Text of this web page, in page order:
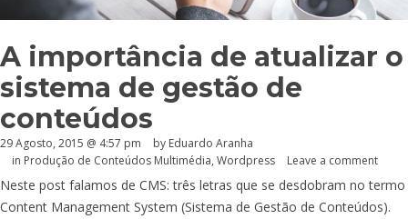
A importância de atualizar o
sistema de gestão de
conteúdos
29 Agosto, 2015 @ 4:57 pm by Eduardo Aranha
in Produção de Conteúdos Multimédia, Wordpress Leave a comment
Neste post falamos de CMS: três letras que se desdobram no termo
Content Management System (Sistema de Gestão de Conteúdos).